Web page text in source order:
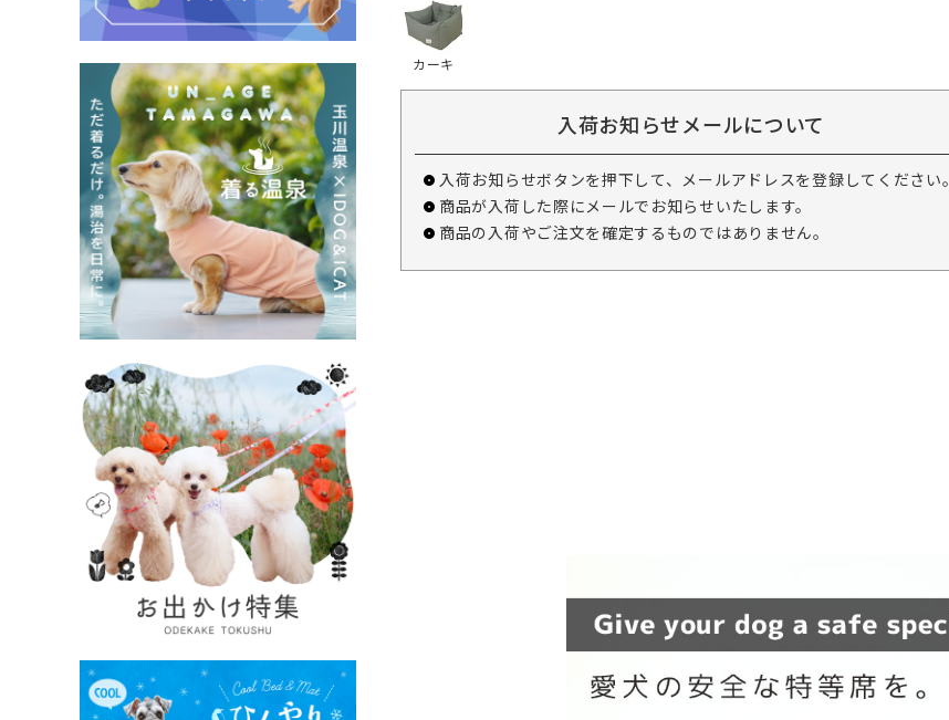
カーキ
入荷お知らせメールについて
入荷お知らせボタンを押下して、メールアドレスを登録してください。
商品が入荷した際にメールでお知らせいたします。
商品の入荷やご注文を確定するものではありません。